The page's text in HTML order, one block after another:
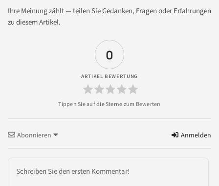
Ihre Meinung zählt — teilen Sie Gedanken, Fragen oder Erfahrungen
zu diesem Artikel.
0
ARTIKEL BEWERTUNG
Abonnieren Anmelden